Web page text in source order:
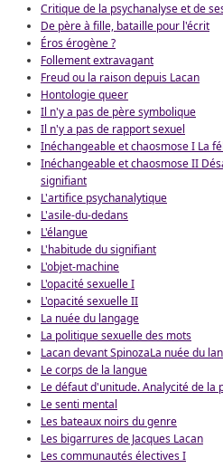
Critique de la psychanalyse et de
De père à fille, bataille pour l'écrit
Éros érogène ?
Follement extravagant
Freud ou la raison depuis Lacan
Hontologie queer
Il n'y a pas de père symbolique
Il n'y a pas de rapport sexuel
Inéchangeable et chaosmose I La
Inéchangeable et chaosmose II
signifiant
L'artifice psychanalytique
L'asile-du-dedans
L'élangue
L'habitude du signifiant
L'objet-machine
L'opacité sexuelle I
L'opacité sexuelle II
La nuée du langage
La politique sexuelle des mots
Lacan devant SpinozaLa nuée du
Le corps de la langue
Le défaut d'unitude. Analycité de la
Le senti mental
Les bateaux noirs du genre
Les bigarrures de Jacques Lacan
Les communautés électives I